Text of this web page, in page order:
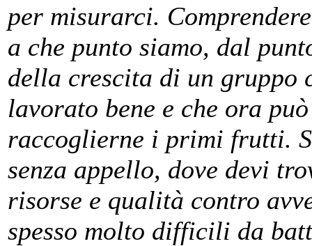
per misurarci.
a che punto siamo, dal
della crescita di un gruppo
lavorato bene e che ora può
raccoglierne i primi frutti.
senza appello, dove devi
risorse e qualità contro
spesso molto difficili da